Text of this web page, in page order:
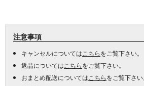
注意事項
キャンセルについては こちらをご覧下さい。
返品については こちらをご覧下さい。
おまとめ配送については こちらをご覧下さい